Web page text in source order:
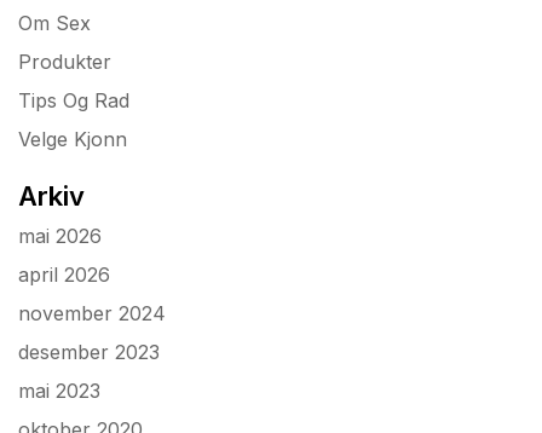
Om Sex
Produkter
Tips Og Rad
Velge Kjonn
Arkiv
mai 2026
april 2026
november 2024
desember 2023
mai 2023